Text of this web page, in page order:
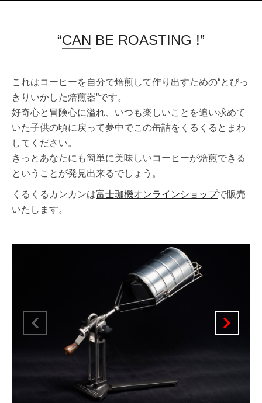
“CAN BE ROASTING !”
これはコーヒーを自分で焙煎して作り出すための“とびっ
きりいかした焙煎器”です。
好奇心と冒険心に溢れ、いつも楽しいことを追い求めて
いた子供の頃に戻って夢中でこの缶詰をくるくるとまわ
してください。
きっとあなたにも簡単に美味しいコーヒーが焙煎できる
ということが発見出来るでしょう。
くるくるカンカンは富士珈機オンラインショップで販売
いたします。